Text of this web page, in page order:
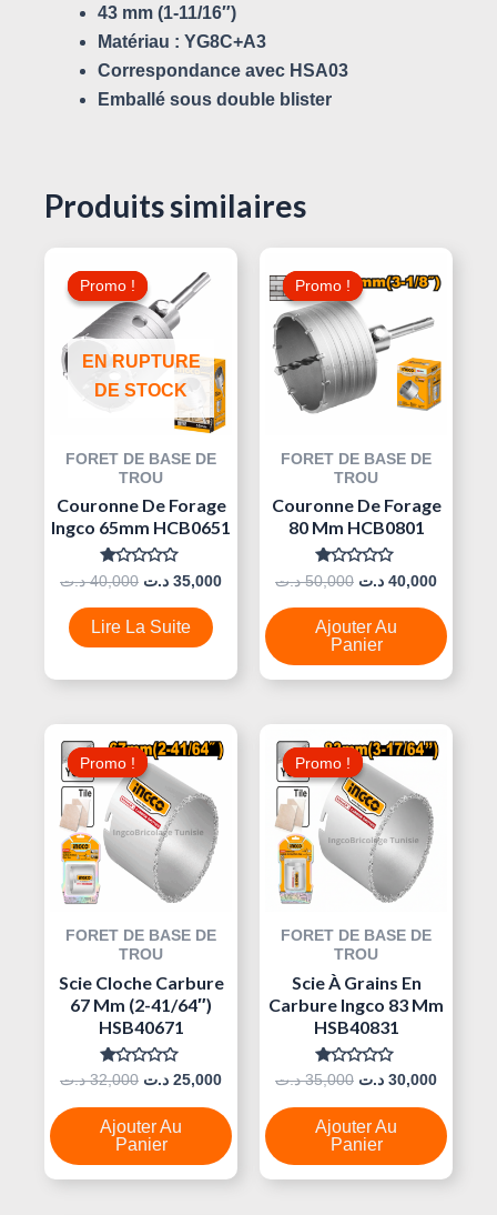
43 mm (1-11/16″)
Matériau : YG8C+A3
Correspondance avec HSA03
Emballé sous double blister
Produits similaires
Promo !
EN RUPTURE
DE STOCK
Promo !
FORET DE BASE DE
TROU
Couronne De Forage
Ingco 65mm HCB0651
Note
Sur
5
40,000 د.ت
Prix
Initial
Était :
35,000 د.ت
Le
35,000 د.ت.
Lire La Suite
Promo !
Promo !
FORET DE BASE DE
TROU
Couronne De Forage
80 Mm HCB0801
Note
Sur
5
50,000 د.ت
Prix
Initial
Était :
40,000 د.ت
Le
Prix
Actuel
Ajouter Au
Panier
Promo !
Promo !
FORET DE BASE DE
TROU
Scie Cloche Carbure
67 Mm (2-41/64″)
HSB40671
Note
Sur
5
32,000 د.ت
Prix
Initial
Était :
25,000 د.ت
Le
Prix
25,000 د.ت.
Ajouter Au
Panier
Promo !
Promo !
FORET DE BASE DE
TROU
Scie À Grains En
Carbure Ingco 83 Mm
HSB40831
Note
Sur
5
35,000 د.ت
Prix
Initial
Était :
30,000 د.ت
Le
Prix
Ajouter Au
Panier